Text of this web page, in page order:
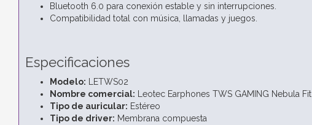
Bluetooth 6.0 para conexión estable y sin interrupciones.
Compatibilidad total con música, llamadas y juegos.
Especificaciones
Modelo: LETWS02
Nombre comercial: Leotec Earphones TWS GAMING Nebula Fit
Tipo de auricular: Estéreo
Tipo de driver: Membrana compuesta